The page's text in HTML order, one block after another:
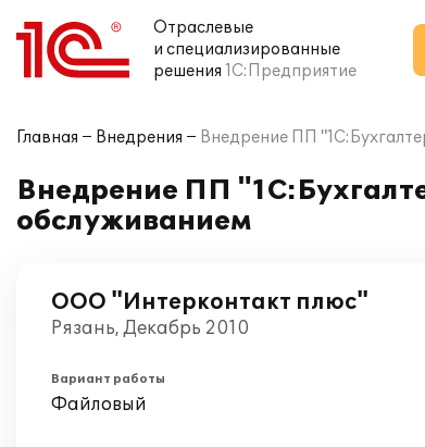
Отраслевые
и специализированные
решения 1С:Предприятие
Главная Внедрения Внедрение ПП
Внедрение ПП
обслуживанием
ООО "Интерконтакт плюс"
Рязань, Декабрь 2010
Вариант работы
Файловый